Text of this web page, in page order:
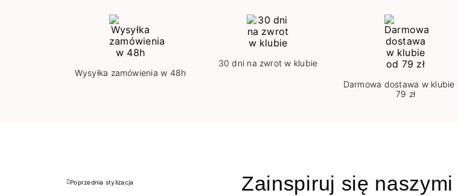
Wysyłka zamówienia w 48h
30 dni na zwrot w klubie
Darmowa dostawa w klubie
79 zł
Zainspiruj się
Poprzedni
Poprzednia stylizacja